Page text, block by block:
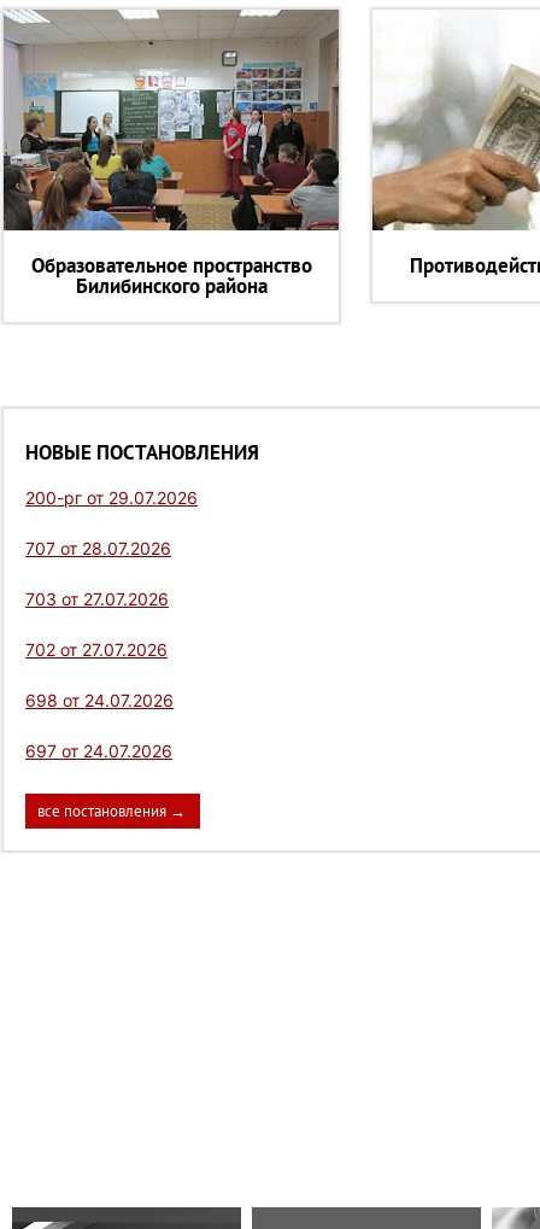
Образовательное пространство
Билибинского района
НОВЫЕ ПОСТАНОВЛЕНИЯ
200-рг от 29.07.2026
707 от 28.07.2026
703 от 27.07.2026
702 от 27.07.2026
698 от 24.07.2026
697 от 24.07.2026
все постановления →